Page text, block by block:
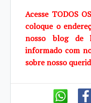
Acesse TODOS
coloque o
nosso blog de
informado com
sobre nosso